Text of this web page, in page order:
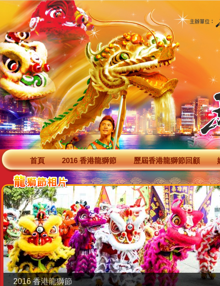
首頁 2016 香港龍獅節 歷屆香港龍獅節回顧
2016 香港龍獅節